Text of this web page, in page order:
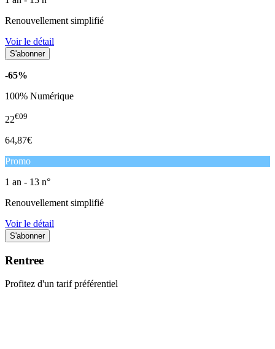
Renouvellement simplifié
Voir le détail
-65%
100% Numérique
22€09
64,87€
Promo
1 an - 13 n°
Renouvellement simplifié
Voir le détail
Rentree
Profitez d'un tarif préférentiel